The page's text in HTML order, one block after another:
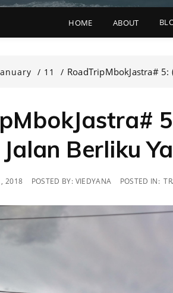
HOME ABOUT
11 RoadTripMbokJastra# 5:
Jalan Berliku
2018 POSTED BY: VIEDYANA POSTED IN: